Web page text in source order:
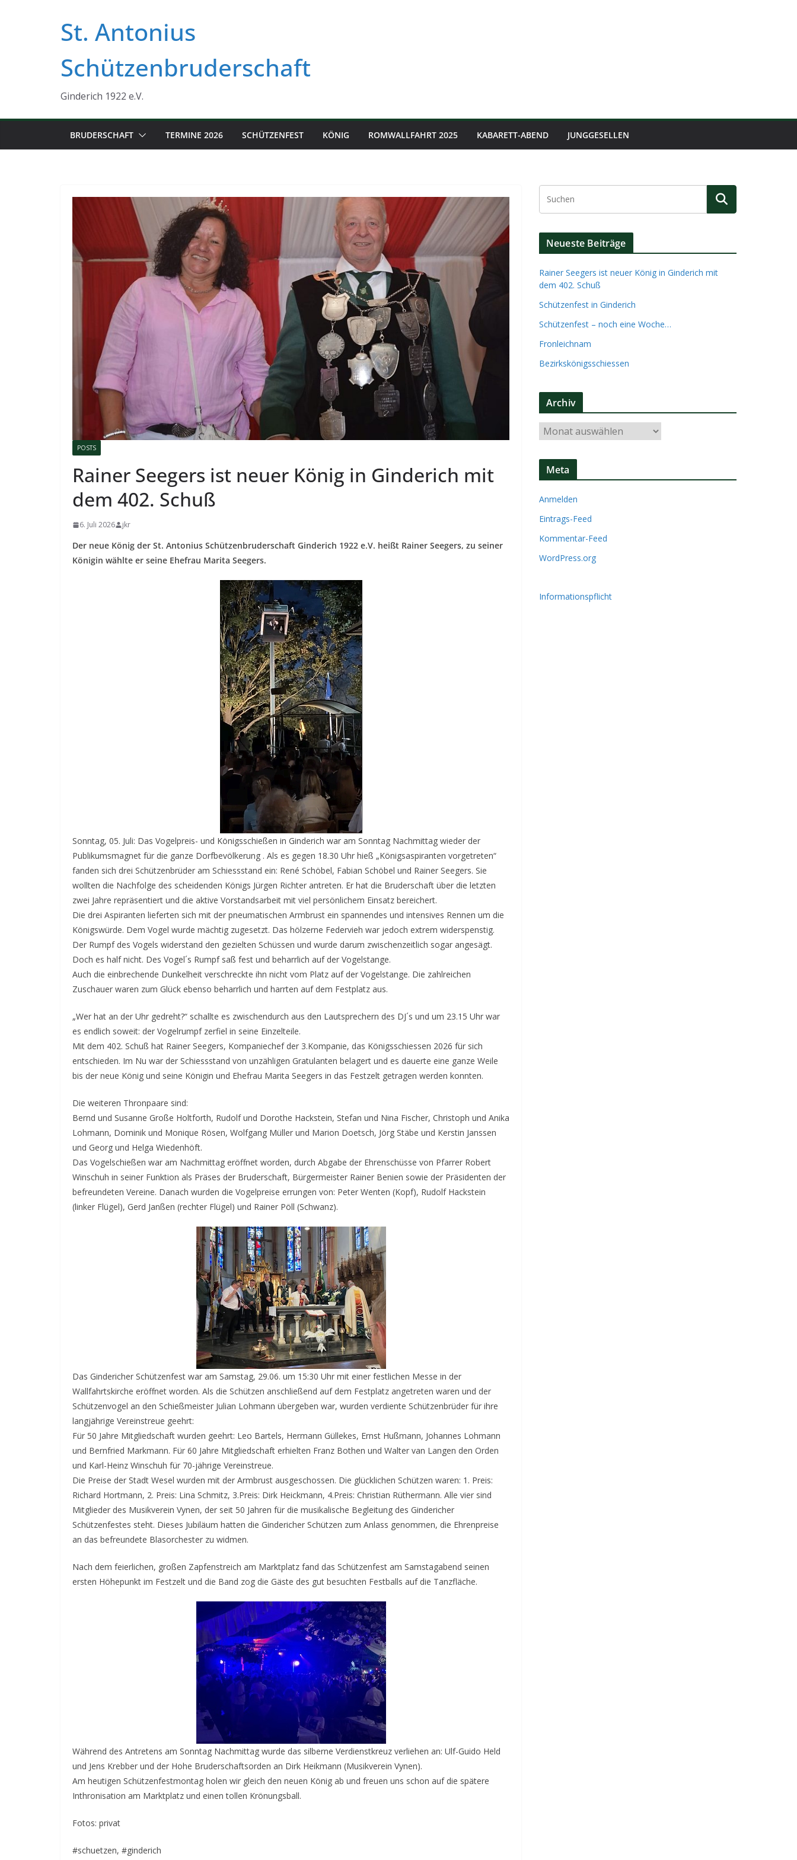
St. Antonius
Schützenbruderschaft
Ginderich 1922 e.V.
BRUDERSCHAFT TERMINE 2026 SCHÜTZENFEST KÖNIG ROMWALLFAHRT 2025 KABARETT-ABEND JUNGGESELLEN
POSTS
Rainer Seegers ist neuer König in Ginderich mit
dem 402. Schuß
6. Juli 2026 jkr
Der neue König der St. Antonius Schützenbruderschaft Ginderich 1922 e.V. heißt Rainer Seegers, zu seiner
Königin wählte er seine Ehefrau Marita Seegers.
Sonntag, 05. Juli: Das Vogelpreis- und Königsschießen in Ginderich war am Sonntag Nachmittag wieder der
Publikumsmagnet für die ganze Dorfbevölkerung . Als es gegen 18.30 Uhr hieß „Königsaspiranten vorgetreten“
fanden sich drei Schützenbrüder am Schiessstand ein: René Schöbel, Fabian Schöbel und Rainer Seegers. Sie
wollten die Nachfolge des scheidenden Königs Jürgen Richter antreten. Er hat die Bruderschaft über die letzten
zwei Jahre repräsentiert und die aktive Vorstandsarbeit mit viel persönlichem Einsatz bereichert.
Die drei Aspiranten lieferten sich mit der pneumatischen Armbrust ein spannendes und intensives Rennen um die
Königswürde. Dem Vogel wurde mächtig zugesetzt. Das hölzerne Federvieh war jedoch extrem widerspenstig.
Der Rumpf des Vogels widerstand den gezielten Schüssen und wurde darum zwischenzeitlich sogar angesägt.
Doch es half nicht. Des Vogel´s Rumpf saß fest und beharrlich auf der Vogelstange.
Auch die einbrechende Dunkelheit verschreckte ihn nicht vom Platz auf der Vogelstange. Die zahlreichen
Zuschauer waren zum Glück ebenso beharrlich und harrten auf dem Festplatz aus.
„Wer hat an der Uhr gedreht?“ schallte es zwischendurch aus den Lautsprechern des DJ´s und um 23.15 Uhr war
es endlich soweit: der Vogelrumpf zerfiel in seine Einzelteile.
Mit dem 402. Schuß hat Rainer Seegers, Kompaniechef der 3.Kompanie, das Königsschiessen 2026 für sich
entschieden. Im Nu war der Schiessstand von unzähligen Gratulanten belagert und es dauerte eine ganze Weile
bis der neue König und seine Königin und Ehefrau Marita Seegers in das Festzelt getragen werden konnten.
Die weiteren Thronpaare sind:
Bernd und Susanne Große Holtforth, Rudolf und Dorothe Hackstein, Stefan und Nina Fischer, Christoph und Anika
Lohmann, Dominik und Monique Rösen, Wolfgang Müller und Marion Doetsch, Jörg Stäbe und Kerstin Janssen
und Georg und Helga Wiedenhöft.
Das Vogelschießen war am Nachmittag eröffnet worden, durch Abgabe der Ehrenschüsse von Pfarrer Robert
Winschuh in seiner Funktion als Präses der Bruderschaft, Bürgermeister Rainer Benien sowie der Präsidenten der
befreundeten Vereine. Danach wurden die Vogelpreise errungen von: Peter Wenten (Kopf), Rudolf Hackstein
(linker Flügel), Gerd Janßen (rechter Flügel) und Rainer Pöll (Schwanz).
Das Gindericher Schützenfest war am Samstag, 29.06. um 15:30 Uhr mit einer festlichen Messe in der
Wallfahrtskirche eröffnet worden. Als die Schützen anschließend auf dem Festplatz angetreten waren und der
Schützenvogel an den Schießmeister Julian Lohmann übergeben war, wurden verdiente Schützenbrüder für ihre
langjährige Vereinstreue geehrt:
Für 50 Jahre Mitgliedschaft wurden geehrt: Leo Bartels, Hermann Güllekes, Ernst Hußmann, Johannes Lohmann
und Bernfried Markmann. Für 60 Jahre Mitgliedschaft erhielten Franz Bothen und Walter van Langen den Orden
und Karl-Heinz Winschuh für 70-jährige Vereinstreue.
Die Preise der Stadt Wesel wurden mit der Armbrust ausgeschossen. Die glücklichen Schützen waren: 1. Preis:
Richard Hortmann, 2. Preis: Lina Schmitz, 3.Preis: Dirk Heickmann, 4.Preis: Christian Rüthermann. Alle vier sind
Mitglieder des Musikverein Vynen, der seit 50 Jahren für die musikalische Begleitung des Gindericher
Schützenfestes steht. Dieses Jubiläum hatten die Gindericher Schützen zum Anlass genommen, die Ehrenpreise
an das befreundete Blasorchester zu widmen.
Nach dem feierlichen, großen Zapfenstreich am Marktplatz fand das Schützenfest am Samstagabend seinen
ersten Höhepunkt im Festzelt und die Band zog die Gäste des gut besuchten Festballs auf die Tanzfläche.
Während des Antretens am Sonntag Nachmittag wurde das silberne Verdienstkreuz verliehen an: Ulf-Guido Held
und Jens Krebber und der Hohe Bruderschaftsorden an Dirk Heikmann (Musikverein Vynen).
Am heutigen Schützenfestmontag holen wir gleich den neuen König ab und freuen uns schon auf die spätere
Inthronisation am Marktplatz und einen tollen Krönungsball.
Fotos: privat
#schuetzen, #ginderich
Neueste Beiträge
Rainer Seegers ist neuer König in Ginderich mit
dem 402. Schuß
Schützenfest in Ginderich
Schützenfest – noch eine Woche…
Fronleichnam
Bezirkskönigsschiessen
Archiv
r
c
v
Meta
Anmelden
Eintrags-Feed
Kommentar-Feed
WordPress.org
Informationspflicht